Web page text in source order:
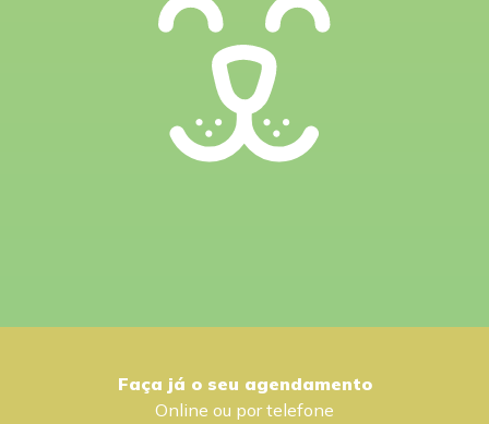
Faça já o seu agendamento
Online ou por telefone